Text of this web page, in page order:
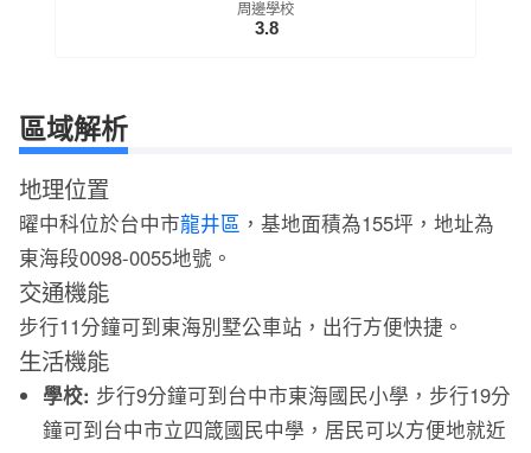
周邊學校
3.8
區域解析
地理位置
曜中科位於台中市龍井區 ，基地面積為155坪，地址為
東海段0098-0055地號。
交通機能
步行11分鐘可到東海別墅公車站，出行方便快捷。
生活機能
學校: 步行9分鐘可到台中市東海國民小學，步行19分
鐘可到台中市立四箴國民中學，居民可以方便地就近